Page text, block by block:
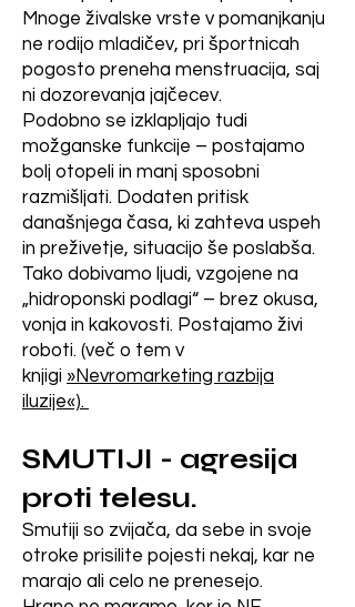
– njegovega višjega Jaza.
Zato so akcije usmerjene z
vseh strani.
#Napad od znotraj#:
1. Prva stopnja: Človeka so
odtrgali od njegovega
naravnega načina
prehranjevanja. Kot sem že
prikazala – zaradi
pomanjkljive prehrane (saj je
današnja prehrana
popolnoma neustrezna in
postopoma zakrni in se
sesuje.
Na prvem mestu mu zakrnijo
možgani. Le poneumljenega
človeka je mogoče
manipulirati.
človeškega otroka. Trdili
so, da nima dovolj železa.
Namesto tega so
spodbujali uporabo
umetnega mleka,
„obogatenega“ z železom.
Kmalu so ugotovili svojo
napako in se vrnili k
spodbujanju dojenja.
Vmes pa so se rodile
generacije otrok, hranjenih
obremenjenih z
nepotrebnimi količinami
železa. Ti otroci, rojeni "iz
jajc kokoši v baterijski reji"
Mnoge živalske vrste v pomanjkanju
ne rodijo mladičev, pri športnicah
pogosto preneha menstruacija, saj
ni dozorevanja jajčecev.
Podobno se izklapljajo tudi
možganske funkcije – postajamo
bolj otopeli in manj sposobni
razmišljati. Dodaten pritisk
današnjega časa, ki zahteva uspeh
in preživetje, situacijo še poslabša.
Tako dobivamo ljudi, vzgojene na
„hidroponski podlagi“ – brez okusa,
vonja in kakovosti. Postajamo živi
roboti. (več o tem v
knjigi »Nevromarketing razbija
iluzije«).
SMUTIJI - agresija
proti telesu.
Smutiji so zvijača, da sebe in svoje
otroke prisilite pojesti nekaj, kar ne
marajo ali celo ne prenesejo.